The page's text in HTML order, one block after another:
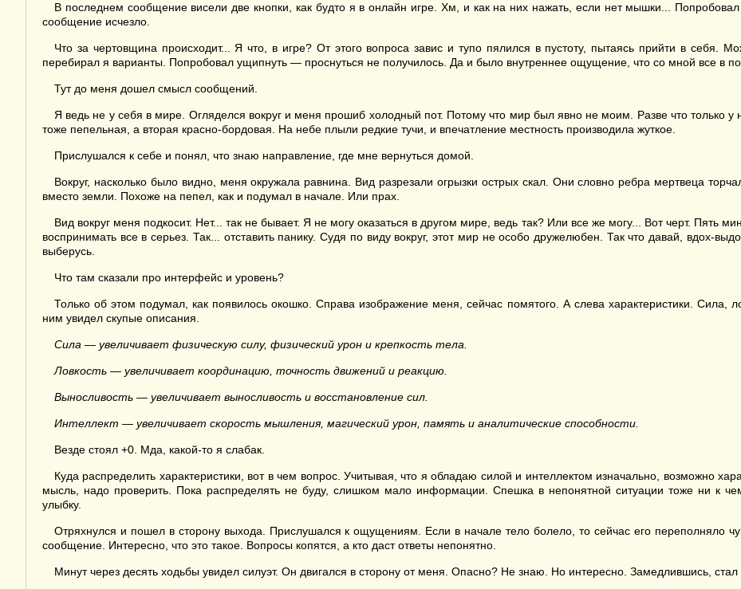
В последнем сообщение висели две кнопки, как будто я в онлайн игре. Хм, и как на них нажать, если нет мышки...
сообщение исчезло.
Что за чертовщина происходит... Я что, в игре? От этого вопроса завис и тупо пялился в пустоту, пытаясь прийти в
перебирал я варианты. Попробовал ущипнуть — проснуться не получилось. Да и было внутреннее ощущение, что со мной все в
Тут до меня дошел смысл сообщений.
Я ведь не у себя в мире. Огляделся вокруг и меня прошиб холодный пот. Потому что мир был явно не моим. Разве что только
тоже пепельная, а вторая красно-бордовая. На небе плыли редкие тучи, и впечатление местность производила жуткое.
Прислушался к себе и понял, что знаю направление, где мне вернуться домой.
Вокруг, насколько было видно, меня окружала равнина. Вид разрезали огрызки острых скал. Они словно ребра мертвеца
вместо земли. Похоже на пепел, как и подумал в начале. Или прах.
Вид вокруг меня подкосит. Нет... так не бывает. Я не могу оказаться в другом мире, ведь так? Или все же могу... Вот черт. Пять
воспринимать все в серьез. Так... отставить панику. Судя по виду вокруг, этот мир не особо дружелюбен. Так что давай, вдох-
выберусь.
Что там сказали про интерфейс и уровень?
Только об этом подумал, как появилось окошко. Справа изображение меня, сейчас помятого. А слева характеристики. Сила,
ним увидел скупые описания.
Сила — увеличивает физическую силу, физический урон и крепкость тела.
Ловкость — увеличивает координацию, точность движений и реакцию.
Выносливость — увеличивает выносливость и восстановление сил.
Интеллект — увеличивает скорость мышления, магический урон, память и аналитические способности.
Везде стоял +0. Мда, какой-то я слабак.
Куда распределить характеристики, вот в чем вопрос. Учитывая, что я обладаю силой и интеллектом изначально, возможно
мысль, надо проверить. Пока распределять не буду, слишком мало информации. Спешка в непонятной ситуации тоже ни к
улыбку.
Отряхнулся и пошел в сторону выхода. Прислушался к ощущениям. Если в начале тело болело, то сейчас его переполняло
сообщение. Интересно, что это такое. Вопросы копятся, а кто даст ответы непонятно.
Минут через десять ходьбы увидел силуэт. Он двигался в сторону от меня. Опасно? Не знаю. Но интересно. Замедлившись, стал